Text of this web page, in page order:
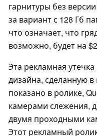
гарнитуры без
за вариант с 128 Гб
что означает, что
возможно, будет на
Эта рекламная
дизайна, сделанную
показано в ролике,
камерами слежения,
двумя проходными
Этот рекламный